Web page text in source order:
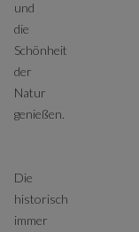
und
die
Schönheit
der
Natur
genießen.
Die
historisch
immer